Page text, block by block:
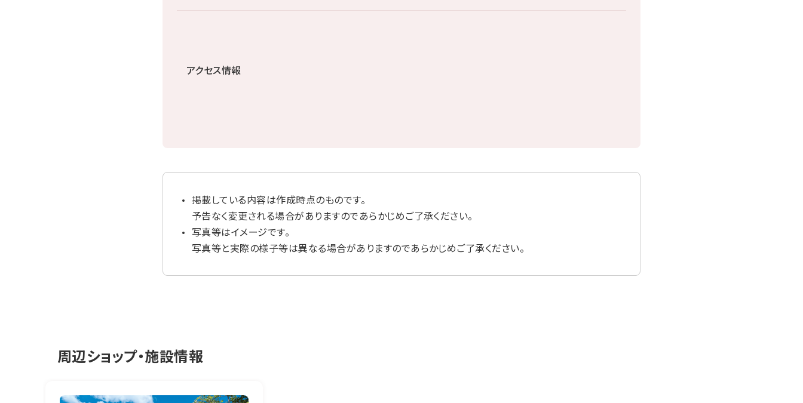
アクセス情報
掲載している内容は作成時点のものです。
予告なく変更される場合がありますのであらかじめご了承ください。
写真等はイメージです。
写真等と実際の様子等は異なる場合がありますのであらかじめご了承ください。
周辺ショップ・施設情報